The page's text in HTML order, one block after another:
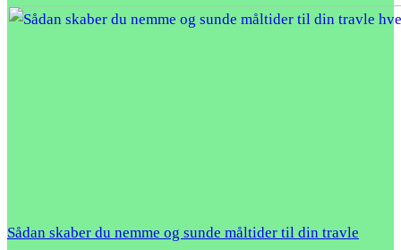
Sådan skaber du nemme og sunde måltider til din travle